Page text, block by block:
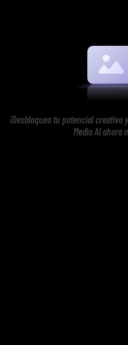
¡Desbloquea tu potencial creativo
Media AI ahora